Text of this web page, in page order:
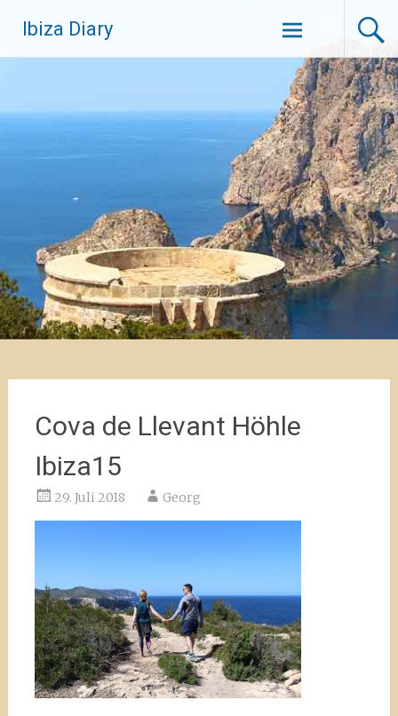
Inhalt
springen
Ibiza Diary
Cova de Llevant Höhle
Ibiza15
29. Juli 2018 Georg